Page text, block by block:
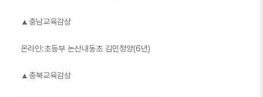
▲충남교육감상
온라인:초등부 논산내동초 김민정양(6년)
▲충북교육감상